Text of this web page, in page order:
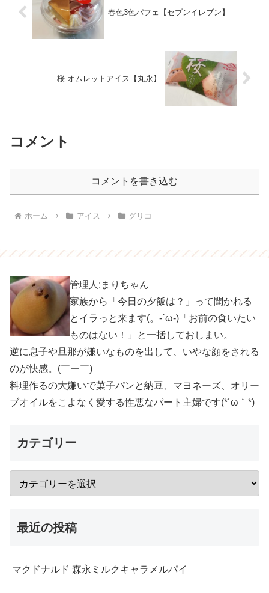
春色3色パフェ【セブンイレブン】
桜 オムレットアイス【丸永】
コメント
コメントを書き込む
ホーム アイス グリコ
管理人:まりちゃん
家族から「今日の夕飯は？」って聞かれる
とイラっと来ます(。-`ω-)「お前の食いたい
ものはない！」と一括しておしまい。
逆に息子や旦那が嫌いなものを出して、いやな顔をされる
のが快感。(￣ー￣)
料理作るの大嫌いで菓子パンと納豆、マヨネーズ、オリー
ブオイルをこよなく愛する性悪なパート主婦です(*´ω｀*)
カテゴリー
最近の投稿
マクドナルド 森永ミルクキャラメルパイ